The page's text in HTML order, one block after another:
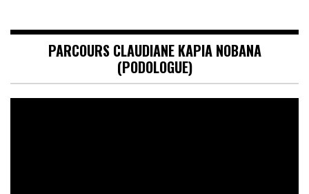
PARCOURS CLAUDIANE KAPIA NOBANA
(PODOLOGUE)